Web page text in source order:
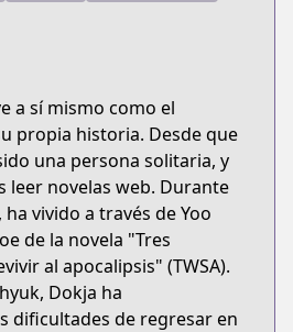
a sí mismo como el
propia historia. Desde que
una persona solitaria, y
leer novelas web. Durante
vivido a través de Yoo
de la novela "Tres
al apocalipsis" (TWSA).
Dokja ha
dificultades de regresar en